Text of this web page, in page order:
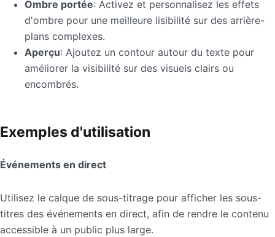
Ombre portée: Activez et personnalisez les effets
d'ombre pour une meilleure lisibilité sur des arrière-
plans complexes.
Aperçu: Ajoutez un contour autour du texte pour
améliorer la visibilité sur des visuels clairs ou
encombrés.
Exemples d'utilisation
Événements en direct
Utilisez le calque de sous-titrage pour afficher les sous-
titres des événements en direct, afin de rendre le contenu
accessible à un public plus large.